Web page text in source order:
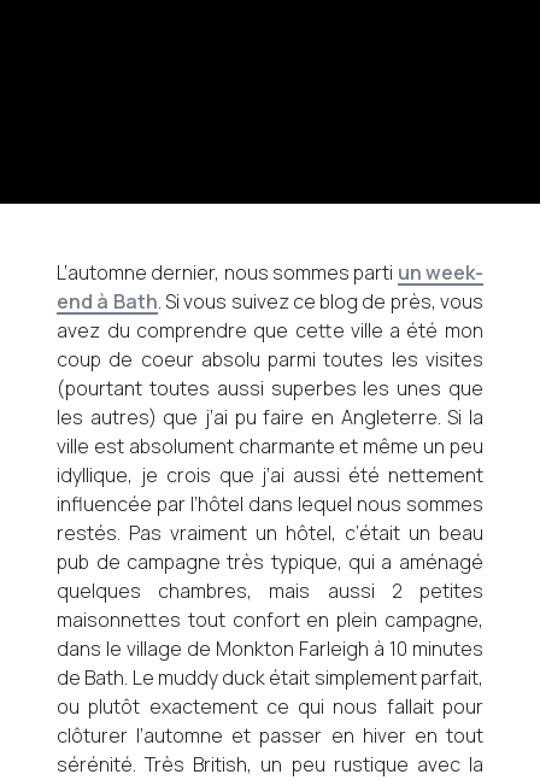
L’automne dernier, nous sommes parti un week-
end à Bath. Si vous suivez ce blog de près, vous
avez du comprendre que cette ville a été mon
coup de coeur absolu parmi toutes les visites
(pourtant toutes aussi superbes les unes que
les autres) que j’ai pu faire en Angleterre. Si la
ville est absolument charmante et même un peu
idyllique, je crois que j’ai aussi été nettement
influencée par l’hôtel dans lequel nous sommes
restés. Pas vraiment un hôtel, c’était un beau
pub de campagne très typique, qui a aménagé
quelques chambres, mais aussi 2 petites
maisonnettes tout confort en plein campagne,
dans le village de Monkton Farleigh à 10 minutes
de Bath. Le muddy duck était simplement parfait,
ou plutôt exactement ce qui nous fallait pour
clôturer l’automne et passer en hiver en tout
sérénité. Très British, un peu rustique avec la